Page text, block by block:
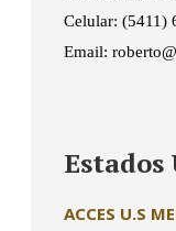
Celular: (5411)
Email:
Estados
ACCES U.S